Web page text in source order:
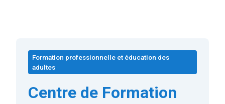
Formation professionnelle et éducation des
adultes
Centre de Formation